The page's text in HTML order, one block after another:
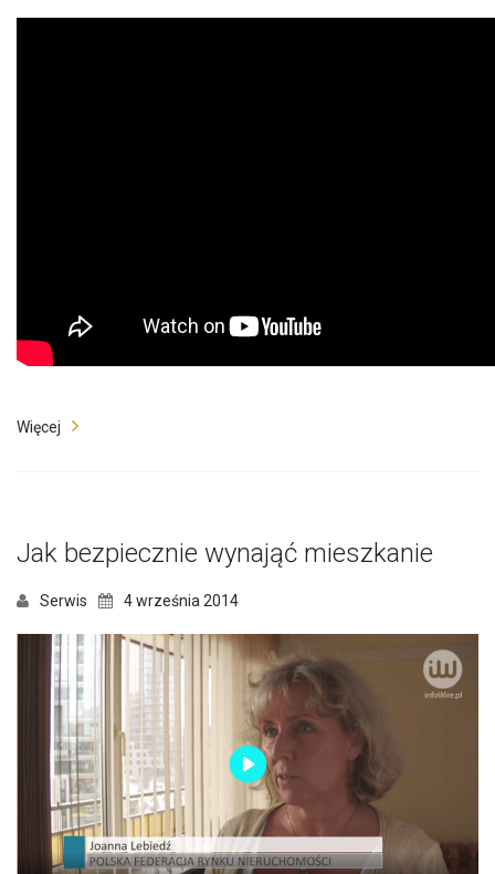
Więcej
Jak bezpiecznie wynająć mieszkanie
Serwis 4 września 2014